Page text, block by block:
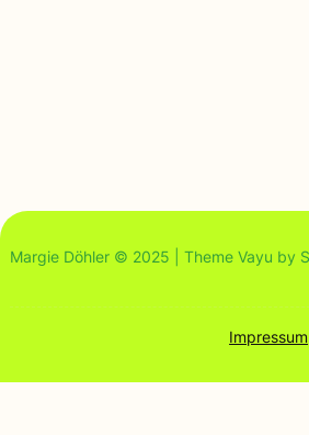
Margie Döhler © 2025 | Theme Vayu by
Impressum